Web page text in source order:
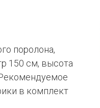
поролона,
150 см, высота
в комплект